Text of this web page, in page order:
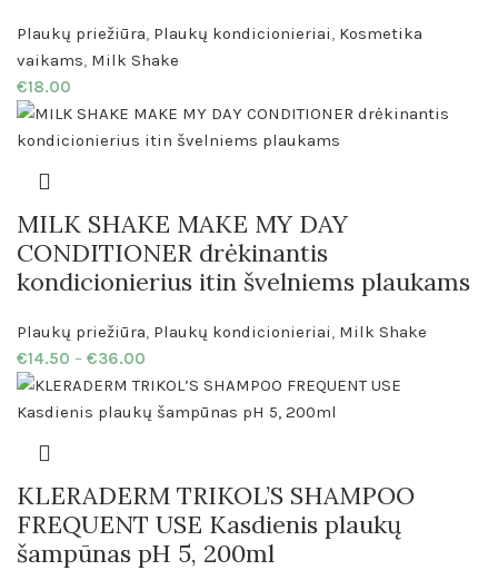
Plaukų priežiūra, Plaukų kondicionieriai, Kosmetika
vaikams, Milk Shake
€18.00
MILK SHAKE MAKE MY DAY
CONDITIONER drėkinantis
kondicionierius itin švelniems plaukams
Plaukų priežiūra, Plaukų kondicionieriai, Milk Shake
€14.50 – €36.00
KLERADERM TRIKOL’S SHAMPOO
FREQUENT USE Kasdienis plaukų
šampūnas pH 5, 200ml